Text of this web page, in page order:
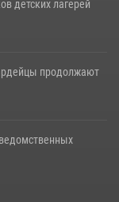
детских лагерей
продолжают